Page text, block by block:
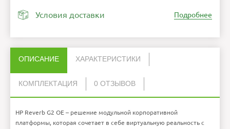
Условия доставки Подробнее
ОПИСАНИЕ ХАРАКТЕРИСТИКИ
КОМПЛЕКТАЦИЯ 0 ОТЗЫВОВ
HP Reverb G2 OE – решение модульной корпоративной
платформы, которая сочетает в себе виртуальную реальность с
Экран
Двойной ЖК-дисплей 2,89
дюйма с технологией
Угол обзора 114 градусов
Контроллер
Шлем виртуальной реальности
Кабель
НАПИСАТЬ ОТЗЫВ